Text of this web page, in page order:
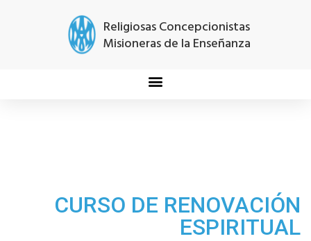
Religiosas Concepcionistas
Misioneras de la Enseñanza
CURSO DE RENOVACIÓN
ESPIRITUAL